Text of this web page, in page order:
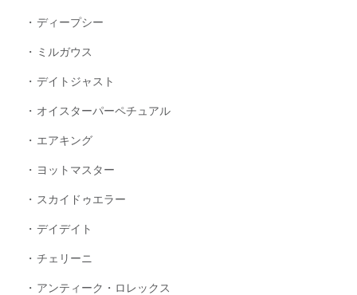
ディープシー
ミルガウス
デイトジャスト
オイスターパーペチュアル
エアキング
ヨットマスター
スカイドゥエラー
デイデイト
チェリーニ
アンティーク・ロレックス